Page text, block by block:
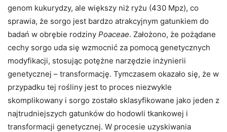
genom kukurydzy, ale większy niż ryżu (430 Mpz), co
sprawia, że sorgo jest bardzo atrakcyjnym gatunkiem do
badań w obrębie rodziny Poaceae. Założono, że pożądane
cechy sorgo uda się wzmocnić za pomocą genetycznych
modyfikacji, stosując potężne narzędzie inżynierii
genetycznej – transformację. Tymczasem okazało się, że w
przypadku tej rośliny jest to proces niezwykle
skomplikowany i sorgo zostało sklasyfikowane jako jeden z
najtrudniejszych gatunków do hodowli tkankowej i
transformacji genetycznej. W procesie uzyskiwania